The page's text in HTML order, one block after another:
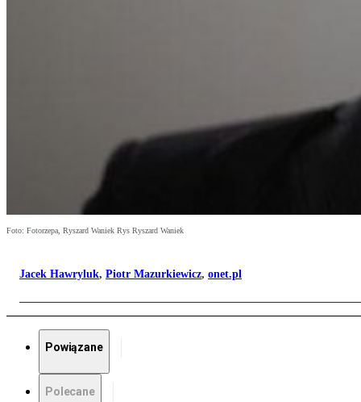
Foto: Fotorzepa, Ryszard Waniek Rys Ryszard Waniek
Jacek Hawryluk, Piotr Mazurkiewicz, onet.pl
Powiązane
Polecane